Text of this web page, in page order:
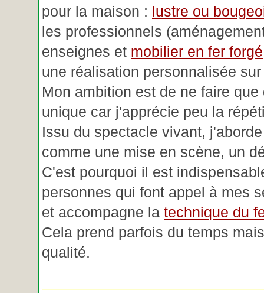
pour la maison : lustre ou
les professionnels
enseignes et mobilier en fer forgé
une réalisation personnalisée
Mon ambition est de ne faire que
unique car j'apprécie peu la
Issu du spectacle vivant,
comme une mise en scène, un
C'est pourquoi il est
personnes qui font appel à mes
et accompagne la technique du
Cela prend parfois du temps
qualité.